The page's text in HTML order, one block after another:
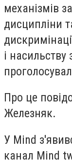
механізмів
дисципліни
і насильству
Про це
Железняк.
У Mind
канал Mind